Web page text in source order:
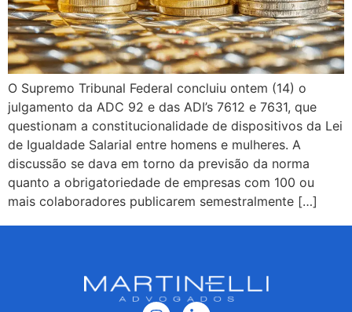
O Supremo Tribunal Federal concluiu ontem (14) o
julgamento da ADC 92 e das ADI’s 7612 e 7631, que
questionam a constitucionalidade de dispositivos da Lei
de Igualdade Salarial entre homens e mulheres. A
discussão se dava em torno da previsão da norma
quanto a obrigatoriedade de empresas com 100 ou
mais colaboradores publicarem semestralmente […]